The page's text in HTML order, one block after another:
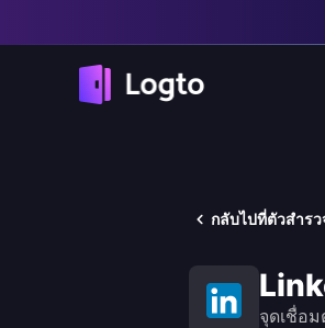
กลับไปที่ตัวสำรว
จุดเชื่อ